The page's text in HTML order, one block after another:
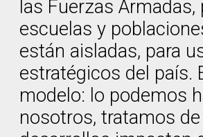
las Fuerzas Armadas,
escuelas y
están aisladas, para
estratégicos del país.
modelo: lo podemos
nosotros, tratamos